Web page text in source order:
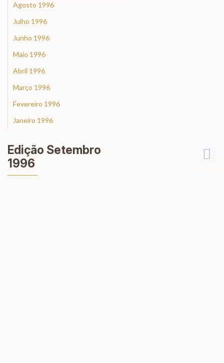
Agosto 1996
Julho 1996
Junho 1996
Maio 1996
Abril 1996
Março 1996
Fevereiro 1996
Janeiro 1996
Edição Setembro
1996